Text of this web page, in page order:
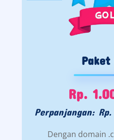
Paket
Rp.
Perpanjangan:
Dengan domain